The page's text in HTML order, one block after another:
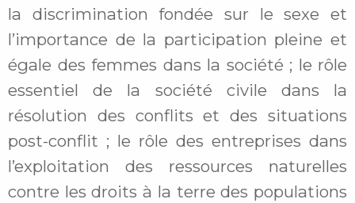
la discrimination fondée sur le sexe et
l’importance de la participation pleine et
égale des femmes dans la société ; le rôle
essentiel de la société civile dans la
résolution des conflits et des situations
post-conflit ; le rôle des entreprises dans
l’exploitation des ressources naturelles
contre les droits à la terre des populations